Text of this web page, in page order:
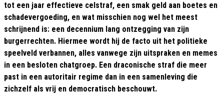
tot een jaar effectieve celstraf, een smak geld aan boetes en
schadevergoeding, en wat misschien nog wel het meest
schrijnend is: een decennium lang ontzegging van zijn
burgerrechten. Hiermee wordt hij de facto uit het politieke
speelveld verbannen, alles vanwege zijn uitspraken en memes
in een besloten chatgroep. Een draconische straf die meer
past in een autoritair regime dan in een samenleving die
zichzelf als vrij en democratisch beschouwt.